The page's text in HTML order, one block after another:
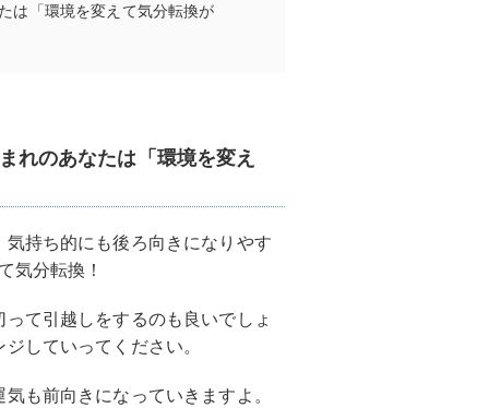
は「環境を変えて気分転換が
のあなたは「環境を変え
持ち的にも後ろ向きになりやす
気分転換！
て引越しをするのも良いでしょ
していってください。
も前向きになっていきますよ。